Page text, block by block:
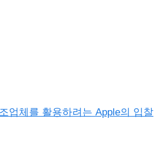
업체를 활용하려는 Apple의 입찰